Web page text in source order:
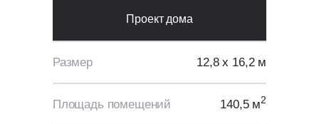
Проект дома
Размер 12,8 х 16,2 м
Площадь помещений 140,5 м2